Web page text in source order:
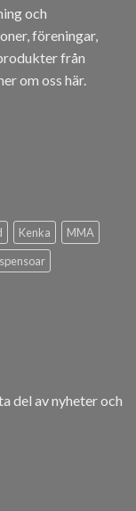
och
föreningar,
från
om oss här.
Kenka
MMA
del av nyheter och